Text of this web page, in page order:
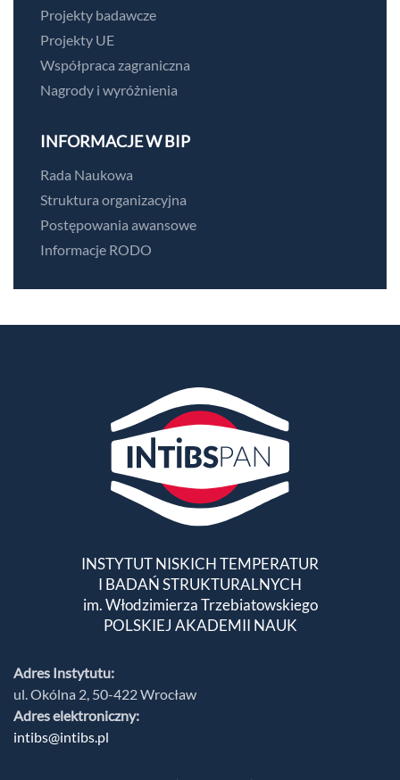
Projekty badawcze
Projekty UE
Współpraca zagraniczna
Nagrody i wyróżnienia
INFORMACJE W BIP
Rada Naukowa
Struktura organizacyjna
Postępowania awansowe
Informacje RODO
INSTYTUT NISKICH TEMPERATUR
I BADAŃ STRUKTURALNYCH
im. Włodzimierza Trzebiatowskiego
POLSKIEJ AKADEMII NAUK
Adres Instytutu:
ul. Okólna 2, 50-422 Wrocław
Adres elektroniczny:
intibs@intibs.pl